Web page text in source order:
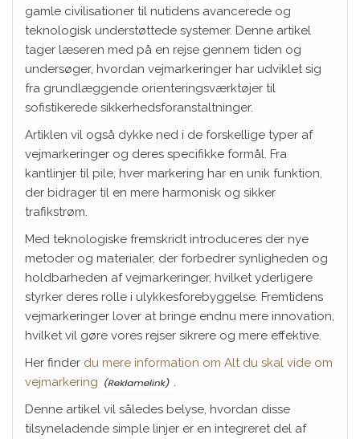
gamle civilisationer til nutidens avancerede og
teknologisk understøttede systemer. Denne artikel
tager læseren med på en rejse gennem tiden og
undersøger, hvordan vejmarkeringer har udviklet sig
fra grundlæggende orienteringsværktøjer til
sofistikerede sikkerhedsforanstaltninger.
Artiklen vil også dykke ned i de forskellige typer af
vejmarkeringer og deres specifikke formål. Fra
kantlinjer til pile, hver markering har en unik funktion,
der bidrager til en mere harmonisk og sikker
trafikstrøm.
Med teknologiske fremskridt introduceres der nye
metoder og materialer, der forbedrer synligheden og
holdbarheden af vejmarkeringer, hvilket yderligere
styrker deres rolle i ulykkesforebyggelse. Fremtidens
vejmarkeringer lover at bringe endnu mere innovation,
hvilket vil gøre vores rejser sikrere og mere effektive.
Her finder du mere information om Alt du skal vide om
vejmarkering
.
Denne artikel vil således belyse, hvordan disse
tilsyneladende simple linjer er en integreret del af